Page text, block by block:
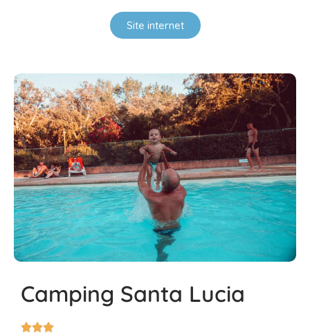
Site internet
Camping Santa Lucia
